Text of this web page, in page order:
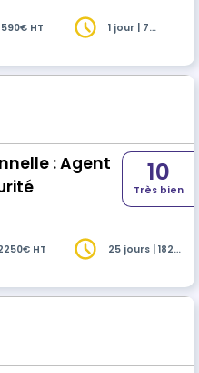
590€ HT
1 jour | 7
: Agent
10
Très bien
HT
25 jours | 182